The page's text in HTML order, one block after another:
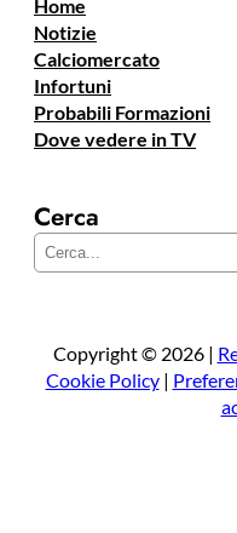
Home
Notizie
Calciomercato
Infortuni
Probabili Formazioni
Dove vedere in TV
Cerca
Copyright © 2026 |
Cookie Policy|